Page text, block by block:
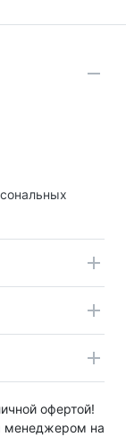
офертой!
менеджером на